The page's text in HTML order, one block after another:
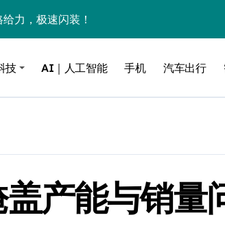
力，极速闪装！
！三大利好连夜引爆
两个比亚迪——中国车企该醒醒了
作室、网络瘫了，微软这次真急了
跃进，但鼠标操控才是真·杀手锏？
继续“垂帘听政”？
技 AI｜人工智能 手机 汽车出行
产能与销量